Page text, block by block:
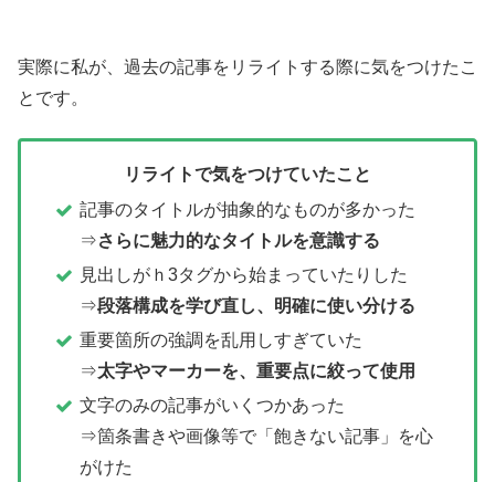
実際に私が、過去の記事をリライトする際に気をつけたこ
とです。
リライトで気をつけていたこと
記事のタイトルが抽象的なものが多かった
⇒さらに魅力的なタイトルを意識する
見出しがｈ3タグから始まっていたりした
⇒段落構成を学び直し、明確に使い分ける
重要箇所の強調を乱用しすぎていた
⇒太字やマーカーを、重要点に絞って使用
文字のみの記事がいくつかあった
⇒箇条書きや画像等で「飽きない記事」を心
がけた